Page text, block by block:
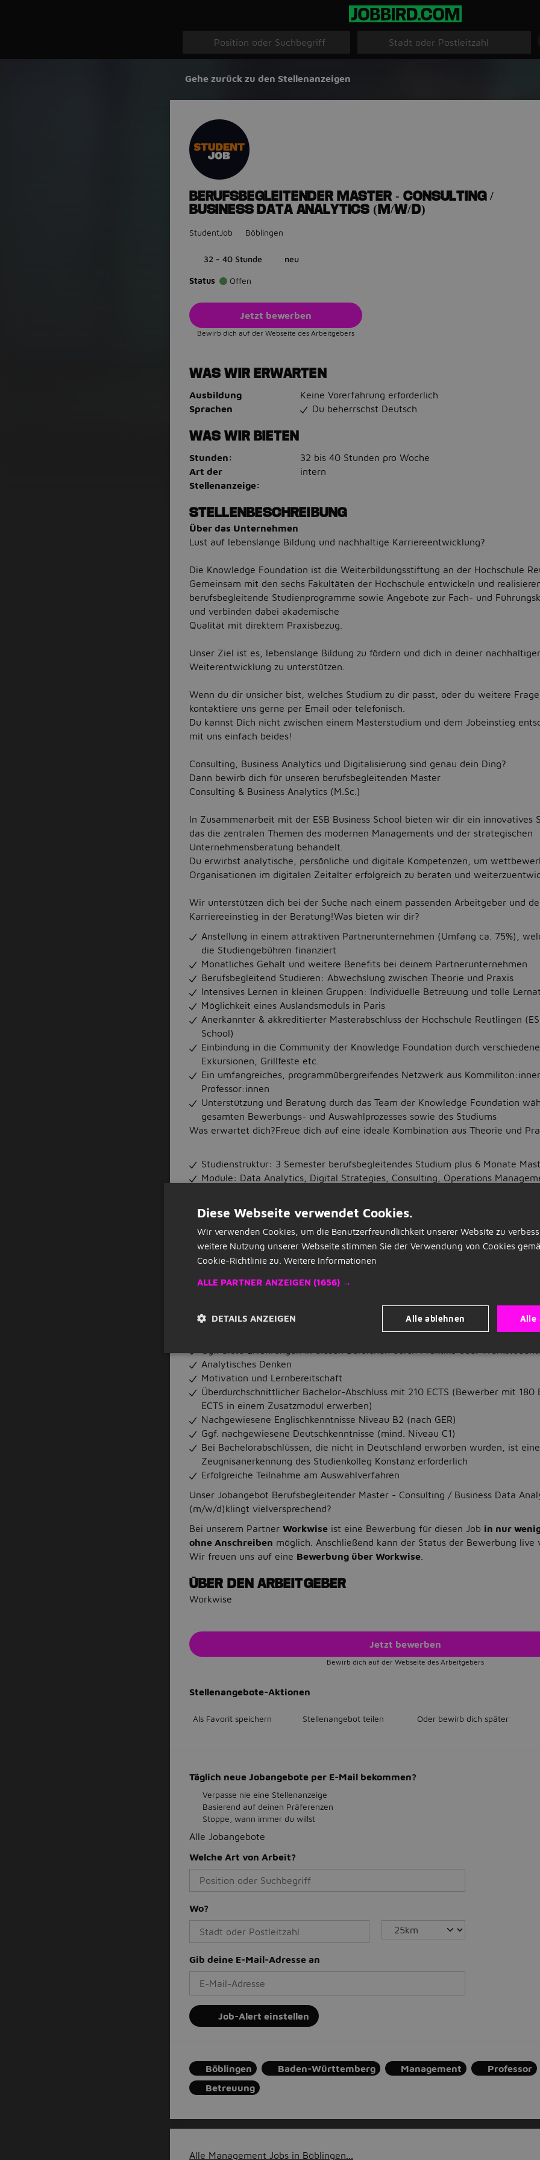
Gehe zurück zu den Stellenanzeigen
BERUFSBEGLEITENDER MASTER - CONSULTING /
BUSINESS DATA ANALYTICS (M/W/D)
StudentJob Böblingen
32 - 40 Stunde neu
Status Offen
Jetzt bewerben
Bewirb dich auf der Webseite des Arbeitgebers
WAS WIR ERWARTEN
Ausbildung
Keine Vorerfahrung erforderlich
Sprachen
Du beherrschst Deutsch
WAS WIR BIETEN
Stunden:
32 bis 40 Stunden pro Woche
Art der
Stellenanzeige:
intern
STELLENBESCHREIBUNG
Über das Unternehmen
Lust auf lebenslange Bildung und nachhaltige Karriereentwicklung?
Die Knowledge Foundation ist die Weiterbildungsstiftung an der Hochschule
Gemeinsam mit den sechs Fakultäten der Hochschule entwickeln und
berufsbegleitende Studienprogramme sowie Angebote zur Fach- und
und verbinden dabei akademische
Qualität mit direktem Praxisbezug.
Unser Ziel ist es, lebenslange Bildung zu fördern und dich in deiner
Weiterentwicklung zu unterstützen.
Wenn du dir unsicher bist, welches Studium zu dir passt, oder du weitere
kontaktiere uns gerne per Email oder telefonisch.
Du kannst Dich nicht zwischen einem Masterstudium und dem Jobeinstieg
mit uns einfach beides!
Consulting, Business Analytics und Digitalisierung sind genau dein Ding?
Dann bewirb dich für unseren berufsbegleitenden Master
Consulting & Business Analytics (M.Sc.)
In Zusammenarbeit mit der ESB Business School bieten wir dir ein innovatives
das die zentralen Themen des modernen Managements und der strategischen
Unternehmensberatung behandelt.
Du erwirbst analytische, persönliche und digitale Kompetenzen, um
Organisationen im digitalen Zeitalter erfolgreich zu beraten und
Wir unterstützen dich bei der Suche nach einem passenden Arbeitgeber und
Karriereeinstieg in der Beratung!Was bieten wir dir?
Anstellung in einem attraktiven Partnerunternehmen (Umfang ca. 75%),
die Studiengebühren finanziert
Monatliches Gehalt und weitere Benefits bei deinem Partnerunternehmen
Berufsbegleitend Studieren: Abwechslung zwischen Theorie und Praxis
Intensives Lernen in kleinen Gruppen: Individuelle Betreuung und tolle
Möglichkeit eines Auslandsmoduls in Paris
Anerkannter & akkreditierter Masterabschluss der Hochschule Reutlingen
School)
Einbindung in die Community der Knowledge Foundation durch
Exkursionen, Grillfeste etc.
Ein umfangreiches, programmübergreifendes Netzwerk aus
Professor:innen
Unterstützung und Beratung durch das Team der Knowledge Foundation
gesamten Bewerbungs- und Auswahlprozesses sowie des Studiums
Was erwartet dich?Freue dich auf eine ideale Kombination aus Theorie und
Studienstruktur: 3 Semester berufsbegleitendes Studium plus 6 Monate
Module: Data Analytics, Digital Strategies, Consulting, Operations
Praxisnahe Lehre durch Professor:innen der ESB Business School sowie
Praktiker:innen
Tolle (Lern-) Atmosphäre in kleinen Gruppen
Optimale Kombination aus theoretischen Unterrichtsinhalten und praktischer
Spannende und verantwortungsvolle Projekte in deinem
Was solltest du mitbringen?
Analytisches Denken
Motivation und Lernbereitschaft
Überdurchschnittlicher Bachelor-Abschluss mit 210 ECTS (Bewerber mit 180
ECTS in einem Zusatzmodul erwerben)
Nachgewiesene Englischkenntnisse Niveau B2 (nach GER)
Ggf. nachgewiesene Deutschkenntnisse (mind. Niveau C1)
Bei Bachelorabschlüssen, die nicht in Deutschland erworben wurden, ist eine
Zeugnisanerkennung des Studienkolleg Konstanz erforderlich
Erfolgreiche Teilnahme am Auswahlverfahren
Unser Jobangebot Berufsbegleitender Master - Consulting / Business Data
(m/w/d)klingt vielversprechend?
Bei unserem Partner Workwise ist eine Bewerbung für diesen Job in nur
ohne Anschreiben möglich. Anschließend kann der Status der Bewerbung live
Wir freuen uns auf eine Bewerbung über Workwise
ÜBER DEN ARBEITGEBER
Workwise
Jetzt bewerben
Bewirb dich auf der Webseite des Arbeitgebers
Stellenangebote-Aktionen
Als Favorit speichern Stellenangebot teilen Oder bewirb dich später
Täglich neue Jobangebote per E-Mail bekommen?
Verpasse nie eine Stellenanzeige
Basierend auf deinen Präferenzen
Stoppe, wann immer du willst
Alle Jobangebote
Welche Art von Arbeit?
Wo?
Gib deine E-Mail-Adresse an
Job-Alert einstellen
Böblingen Baden-Württemberg Management Professor
Betreuung
Alle Management Jobs in Böblingen...
Diese Webseite verwendet Cookies.
Wir verwenden Cookies, um die Benutzerfreundlichkeit unserer Website zu
weitere Nutzung unserer Webseite stimmen Sie der Verwendung von Cookies
Cookie-Richtlinie zu. Weitere Informationen
ALLE PARTNER ANZEIGEN (1656) →
Alle
Alle ablehnen
DETAILS ANZEIGEN